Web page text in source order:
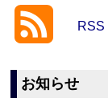
RSS
お知らせ